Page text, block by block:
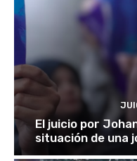
El juicio por
situación de una